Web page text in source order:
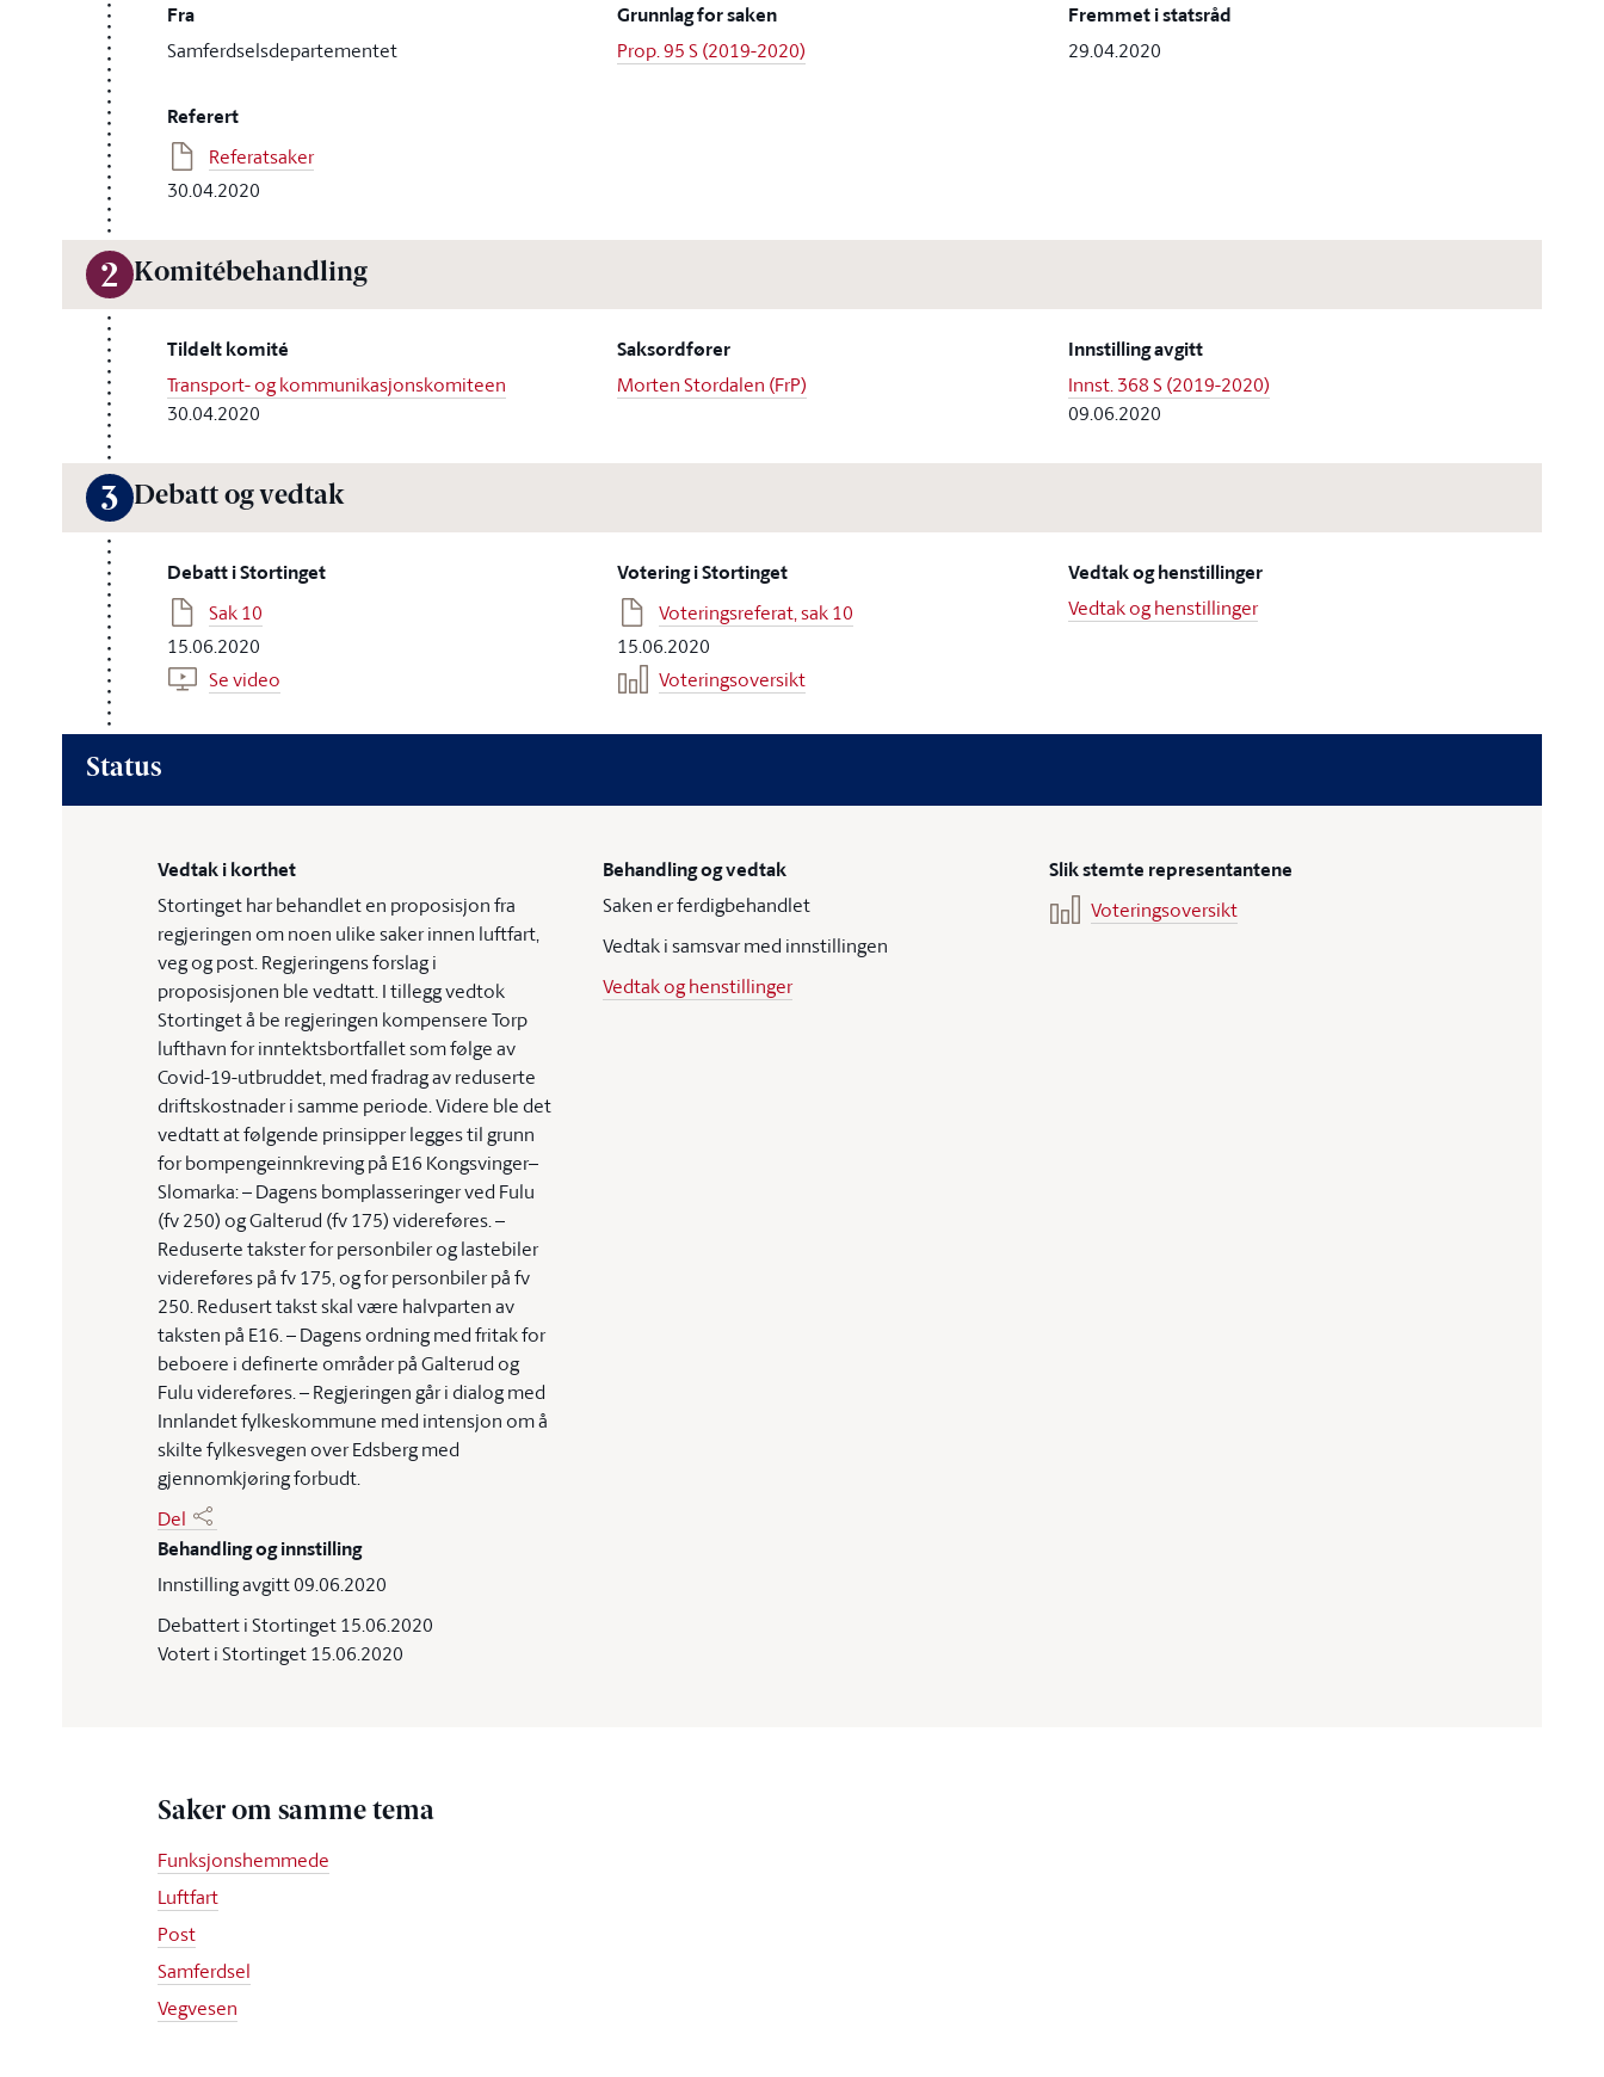
Fra
Samferdselsdepartementet
Grunnlag for saken
Prop. 95 S (2019-2020)
Fremmet i statsråd
29.04.2020
Referert
Referatsaker
30.04.2020
2 Komitébehandling
Tildelt komité
Transport- og kommunikasjonskomiteen
30.04.2020
Saksordfører
Morten Stordalen (FrP)
Innstilling avgitt
Innst. 368 S (2019-2020)
09.06.2020
3 Debatt og vedtak
Debatt i Stortinget
Sak 10
15.06.2020
Se video
Votering i Stortinget
Voteringsreferat, sak 10
15.06.2020
Voteringsoversikt
Vedtak og henstillinger
Vedtak og henstillinger
Status
Vedtak i korthet
Stortinget har behandlet en proposisjon fra
regjeringen om noen ulike saker innen luftfart,
veg og post. Regjeringens forslag i
proposisjonen ble vedtatt. I tillegg vedtok
Stortinget å be regjeringen kompensere Torp
lufthavn for inntektsbortfallet som følge av
Covid-19-utbruddet, med fradrag av reduserte
driftskostnader i samme periode. Videre ble det
vedtatt at følgende prinsipper legges til grunn
for bompengeinnkreving på E16 Kongsvinger–
Slomarka: – Dagens bomplasseringer ved Fulu
(fv 250) og Galterud (fv 175) videreføres. –
Reduserte takster for personbiler og lastebiler
videreføres på fv 175, og for personbiler på fv
250. Redusert takst skal være halvparten av
taksten på E16. – Dagens ordning med fritak for
beboere i definerte områder på Galterud og
Fulu videreføres. – Regjeringen går i dialog med
Innlandet fylkeskommune med intensjon om å
skilte fylkesvegen over Edsberg med
gjennomkjøring forbudt.
Del
Behandling og vedtak
Saken er ferdigbehandlet
Vedtak i samsvar med innstillingen
Vedtak og henstillinger
Slik stemte representantene
Voteringsoversikt
Behandling og innstilling
Innstilling avgitt 09.06.2020
Debattert i Stortinget 15.06.2020
Votert i Stortinget 15.06.2020
Saker om samme tema
Funksjonshemmede
Luftfart
Post
Samferdsel
Vegvesen